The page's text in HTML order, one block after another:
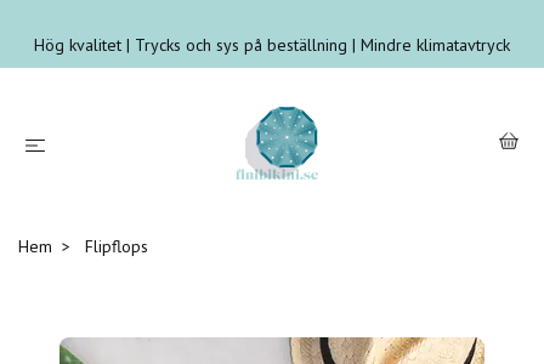
Hög kvalitet | Trycks och sys på beställning | Mindre klimatavtryck
Hem Flipflops